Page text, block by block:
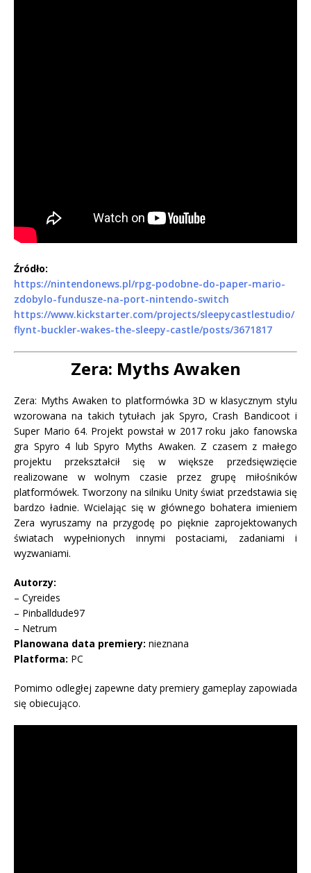
Źródło:
https://nintendonews.pl/rpg-podobne-do-paper-mario-
zdobylo-fundusze-na-port-nintendo-switch
https://www.kickstarter.com/projects/sleepycastlestudio/
flynt-buckler-wakes-the-sleepy-castle/posts/3671817
Zera: Myths Awaken
Zera: Myths Awaken to platformówka 3D w klasycznym stylu
wzorowana na takich tytułach jak Spyro, Crash Bandicoot i
Super Mario 64. Projekt powstał w 2017 roku jako fanowska
gra Spyro 4 lub Spyro Myths Awaken. Z czasem z małego
projektu przekształcił się w większe przedsięwzięcie
realizowane w wolnym czasie przez grupę miłośników
platformówek. Tworzony na silniku Unity świat przedstawia się
bardzo ładnie. Wcielając się w głównego bohatera imieniem
Zera wyruszamy na przygodę po pięknie zaprojektowanych
światach wypełnionych innymi postaciami, zadaniami i
wyzwaniami.
Autorzy:
– Cyreides
– Pinballdude97
– Netrum
Planowana data premiery: nieznana
Platforma: PC
Pomimo odległej zapewne daty premiery gameplay zapowiada
się obiecująco.